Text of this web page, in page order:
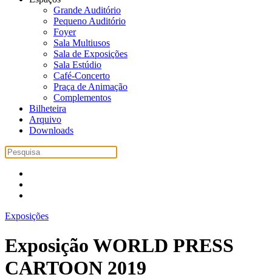
Grande Auditório
Pequeno Auditório
Foyer
Sala Multiusos
Sala de Exposições
Sala Estúdio
Café-Concerto
Praça de Animação
Complementos
Bilheteira
Arquivo
Downloads
Exposições
Exposição WORLD PRESS
CARTOON 2019